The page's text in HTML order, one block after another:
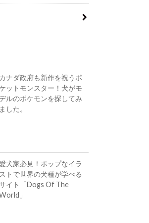
カナダ政府も新作を祝うポ
ットモンスター！犬がモ
ルのポケモンを探してみ
ました。
犬家必見！ポップなイラ
ストで世界の犬種が学べる
イト「Dogs Of The
」